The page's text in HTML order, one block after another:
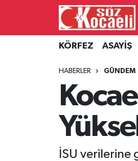
KÖRFEZ ASAYİŞ
HABERLER GÜNDEM
İSU verilerine
Kocaeli Nöbetçi Eczaneler
Kocaeli Namaz Vakitleri
Kocaeli Trafik Yoğunluk
Süper Lig Puan Durumu ve